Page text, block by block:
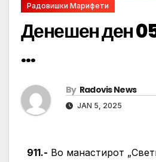
Радовишки Марифети
Денешен ден
…
By Radovis News
JAN 5, 2025
911.- Во манастирот